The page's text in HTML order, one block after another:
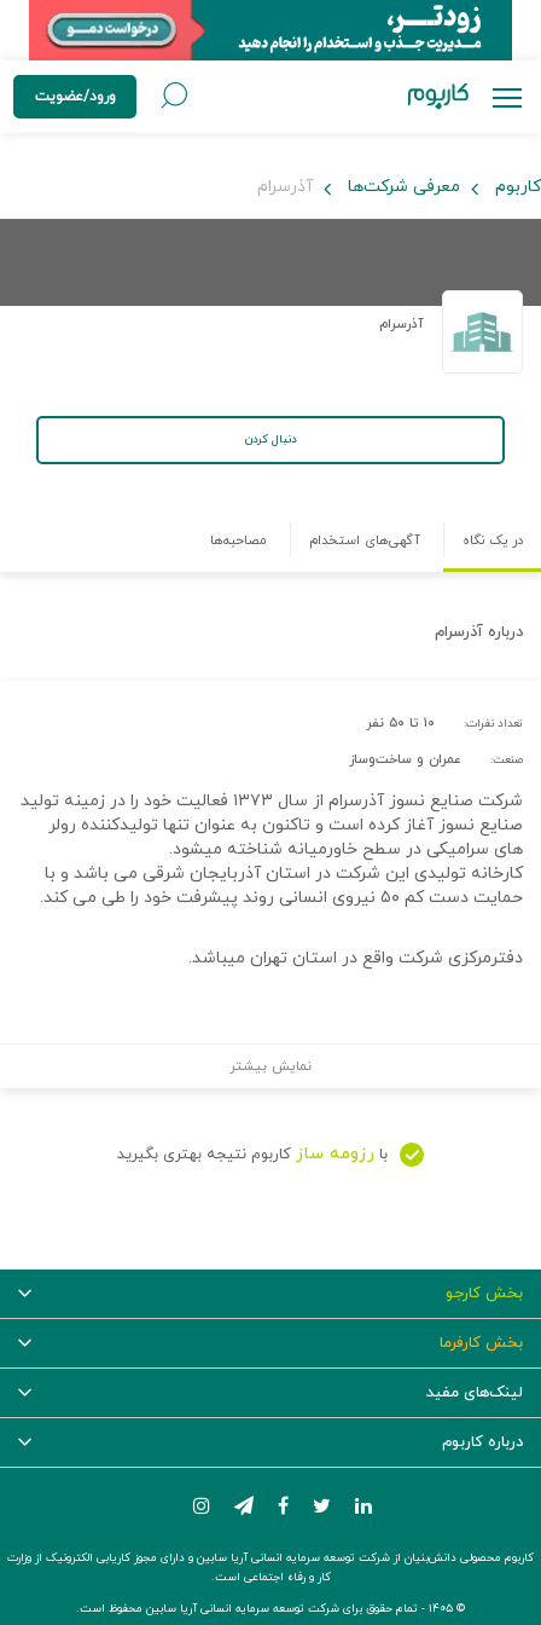
ورود/عضویت
کاربوم معرفی شرکت‌ها آذرسرام
آذرسرام
دنبال کردن
در یک نگاه آگهی‌های استخدام مصاحبه‌ها
درباره آذرسرام
تعداد نفرات: ۱۰ تا ۵۰ نفر
صنعت: عمران و ساخت‌وساز
شرکت صنایع نسوز آذرسرام از سال ۱۳۷۳ فعالیت خود را در زمینه تولید
صنایع نسوز آغاز کرده است و تاکنون به عنوان تنها تولیدکننده رولر
های سرامیکی در سطح خاورمیانه شناخته میشود.
کارخانه تولیدی این شرکت در استان آذربایجان شرقی می باشد و با
حمایت دست کم ۵۰ نیروی انسانی روند پیشرفت خود را طی می کند.
دفترمرکزی شرکت واقع در استان تهران میباشد.
نمایش بیشتر
با رزومه ساز کاربوم نتیجه بهتری بگیرید
بخش کارجو
بخش کارفرما
لینک‌های مفید
درباره کاربوم
کاربوم محصولی دانش‌بنیان از شرکت توسعه سرمایه انسانی آریا سابین و دارای مجوز کاریابی الکترونیک از وزارت
کار و رفاه اجتماعی است.
© ۱۴۰۵ -
تمام حقوق برای شرکت توسعه سرمایه انسانی آریا سابین محفوظ است.